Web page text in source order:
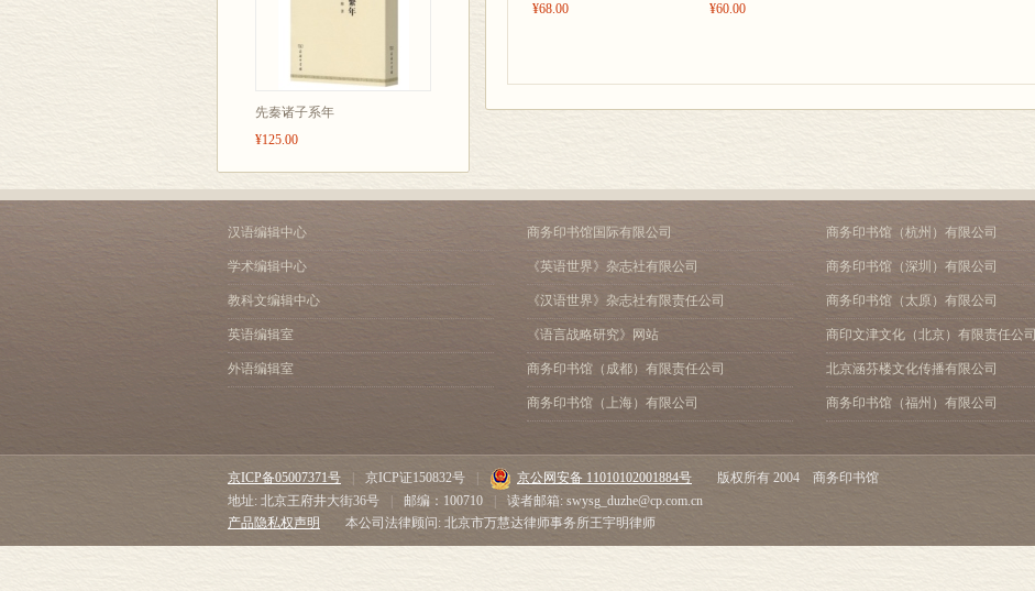
先秦诸子系年
¥125.00
¥68.00
¥60.00
汉语编辑中心
学术编辑中心
教科文编辑中心
英语编辑室
外语编辑室
商务印书馆国际有限公司
《英语世界》杂志社有限公司
《汉语世界》杂志社有限责任公司
《语言战略研究》网站
商务印书馆（成都）有限责任公司
商务印书馆（上海）有限公司
商务印书馆（杭州）有限公司
商务印书馆（深圳）有限公司
商务印书馆（太原）有限公司
商印文津文化（北京）有限责任公司
北京涵芬楼文化传播有限公司
商务印书馆（福州）有限公司
京ICP备05007371号 京ICP证150832号 京公网安备 11010102001884号
版权所有 2004 商务印书馆
地址: 北京王府井大街36号
邮编：100710
读者邮箱: swysg_duzhe@cp.com.cn
产品隐私权声明
本公司法律顾问: 北京市万慧达律师事务所王宇明律师